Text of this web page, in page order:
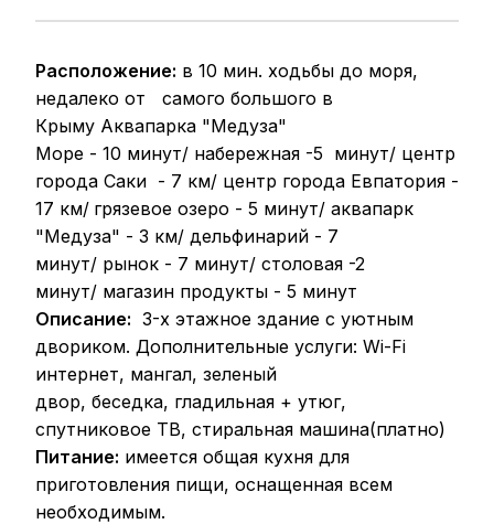
Расположение: в 10 мин. ходьбы до моря,
недалеко от самого большого в
Крыму Аквапарка "Медуза"
Море - 10 минут/ набережная -5 минут/ центр
города Саки - 7 км/ центр города Евпатория -
17 км/ грязевое озеро - 5 минут/ аквапарк
"Медуза" - 3 км/ дельфинарий - 7
минут/ рынок - 7 минут/ столовая -2
минут/ магазин продукты - 5 минут
Описание: 3-х этажное здание с уютным
двориком. Дополнительные услуги: Wi-Fi
интернет, мангал, зеленый
двор, беседка, гладильная + утюг,
спутниковое ТВ, стиральная машина(платно)
Питание: имеется общая кухня для
приготовления пищи, оснащенная всем
необходимым.